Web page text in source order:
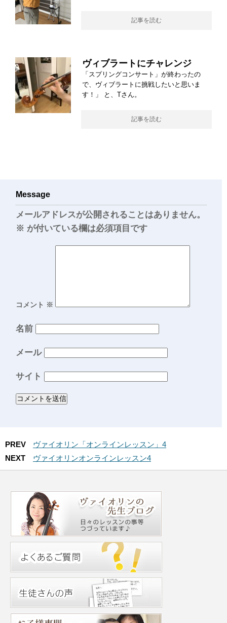
記事を読む
ヴィブラートにチャレンジ
「スプリングコンサート」が終わったの
で、ヴィブラートに挑戦したいと思いま
す！」 と、Tさん。
記事を読む
Message
メールアドレスが公開されることはありません。
※ が付いている欄は必須項目です
コメント ※
名前
メール
サイト
PREV
ヴァイオリン「オンラインレッスン」4
NEXT
ヴァイオリンオンラインレッスン4